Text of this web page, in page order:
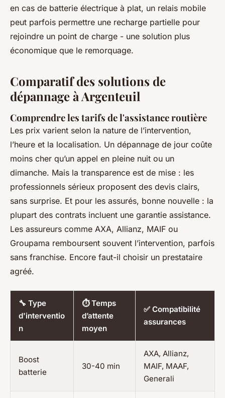
en cas de batterie électrique à plat, un relais mobile
peut parfois permettre une recharge partielle pour
rejoindre un point de charge - une solution plus
économique que le remorquage.
Comparatif des solutions de
dépannage à Argenteuil
Comprendre les tarifs de l'assistance routière
Les prix varient selon la nature de l’intervention,
l’heure et la localisation. Un dépannage de jour coûte
moins cher qu’un appel en pleine nuit ou un
dimanche. Mais la transparence est de mise : les
professionnels sérieux proposent des devis clairs,
sans surprise. Et pour les assurés, bonne nouvelle : la
plupart des contrats incluent une garantie assistance.
Les assureurs comme AXA, Allianz, MAIF ou
Groupama remboursent souvent l’intervention, parfois
sans franchise. Encore faut-il choisir un prestataire
agréé.
🔧 Type
d'interventio
n
⏱️ Temps
d’attente
moyen
✅ Compatibilité
assurances
Boost
batterie
30-40 min
AXA, Allianz,
MAIF, MAAF,
Generali